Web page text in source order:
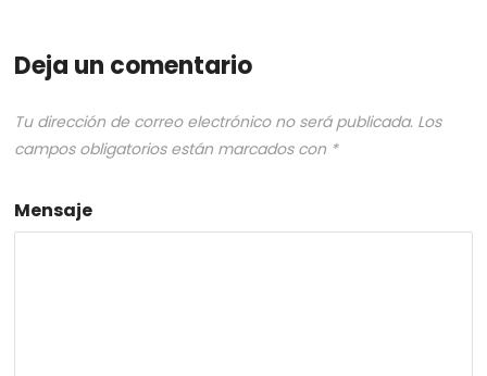
Deja un comentario
Tu dirección de correo electrónico no será publicada. Los
campos obligatorios están marcados con *
Mensaje